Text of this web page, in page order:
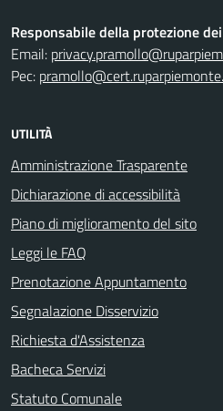
Responsabile della protezione
Email:
Pec:
UTILITÀ
Amministrazione Trasparente
Dichiarazione di accessibilità
Piano di miglioramento del sito
Leggi le FAQ
Prenotazione Appuntamento
Segnalazione Disservizio
Richiesta d'Assistenza
Bacheca Servizi
Statuto Comunale